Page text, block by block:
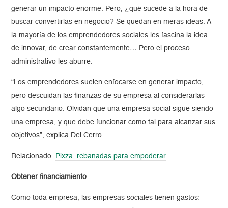
generar un impacto enorme. Pero, ¿qué sucede a la hora de
buscar convertirlas en negocio? Se quedan en meras ideas. A
la mayoría de los emprendedores sociales les fascina la idea
de innovar, de crear constantemente… Pero el proceso
administrativo les aburre.
“Los emprendedores suelen enfocarse en generar impacto,
pero descuidan las finanzas de su empresa al considerarlas
algo secundario. Olvidan que una empresa social sigue siendo
una empresa, y que debe funcionar como tal para alcanzar sus
objetivos”, explica Del Cerro.
Relacionado: Pixza: rebanadas para empoderar
Obtener financiamiento
Como toda empresa, las empresas sociales tienen gastos: